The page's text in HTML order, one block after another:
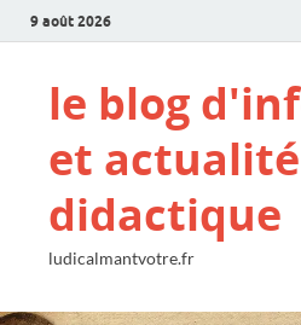
9 août 2026
le blog
et actualité
didactique
ludicalmantvotre.fr